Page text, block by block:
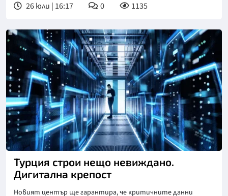
26 юли | 16:17 0 1135
Турция строи нещо невиждано.
Дигитална крепост
Новият център щe гapaнтиpa, чe ĸpитичнитe дaнни